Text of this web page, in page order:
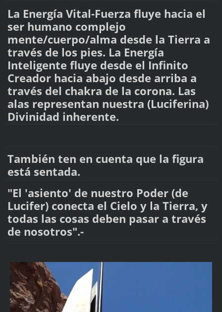
La Energía Vital-Fuerza fluye hacia el
ser humano complejo
mente/cuerpo/alma desde la Tierra a
través de los pies. La Energía
Inteligente fluye desde el Infinito
Creador hacia abajo desde arriba a
través del chakra de la corona. Las
alas representan nuestra (Luciferina)
Divinidad inherente.
También ten en cuenta que la figura
está sentada.
"El 'asiento' de nuestro Poder (de
Lucifer) conecta el Cielo y la Tierra, y
todas las cosas deben pasar a través
de nosotros".-